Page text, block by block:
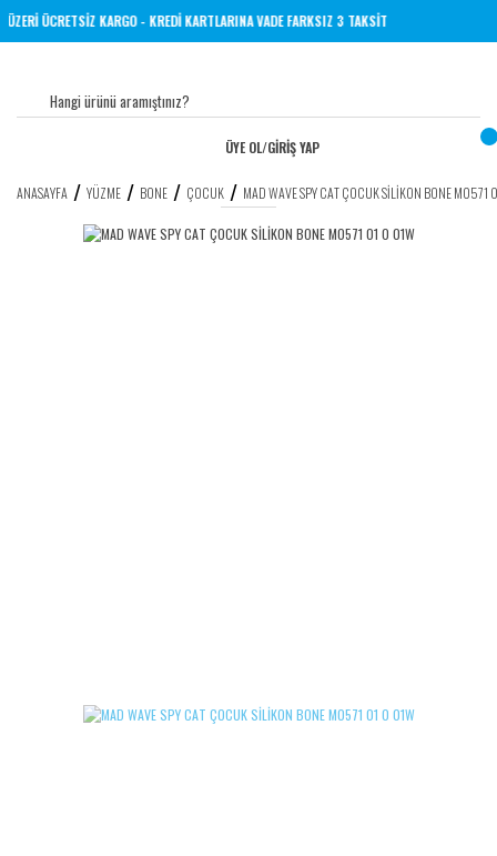
ÜZERİ ÜCRETSİZ KARGO - KREDİ KARTLARINA VADE FARKSIZ 3 TAKSİT
ÜYE OL/GİRİŞ YAP
ANASAYFA YÜZME BONE ÇOCUK MAD WAVE SPY CAT ÇOCUK SİLİKON BONE M0571